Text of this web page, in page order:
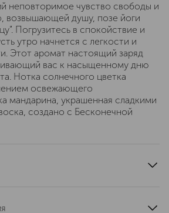
неповторимое чувство свободы и
возвышающей душу, позе йоги
Погрузитесь в спокойствие и
утро начнется с легкости и
Этот аромат настоящий заряд
вас к насыщенному дню
Нотка солнечного цветка
освежающего
мандарина, украшенная сладкими
создано с Бесконечной